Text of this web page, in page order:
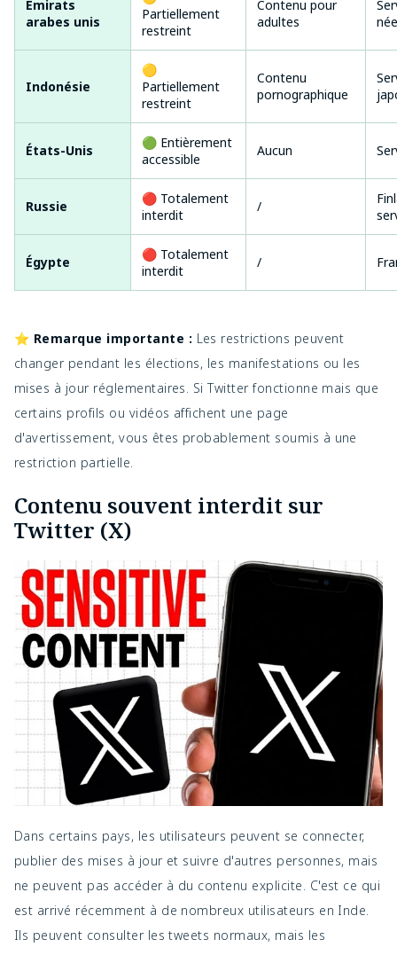
Émirats
arabes unis
Partiellement
restreint
Contenu pour
adultes
Indonésie
🟡
Partiellement
restreint
Contenu
pornographique
États-Unis
🟢 Entièrement
accessible
Aucun
Russie
🔴 Totalement
interdit
/
Égypte
🔴 Totalement
interdit
/
⭐ Remarque importante : Les restrictions peuvent
changer pendant les élections, les manifestations ou les
mises à jour réglementaires. Si Twitter fonctionne mais que
certains profils ou vidéos affichent une page
d'avertissement, vous êtes probablement soumis à une
restriction partielle.
Contenu souvent interdit sur
Twitter (X)
Dans certains pays, les utilisateurs peuvent se connecter,
publier des mises à jour et suivre d'autres personnes, mais
ne peuvent pas accéder à du contenu explicite. C'est ce qui
est arrivé récemment à de nombreux utilisateurs en Inde.
Ils peuvent consulter les tweets normaux, mais les